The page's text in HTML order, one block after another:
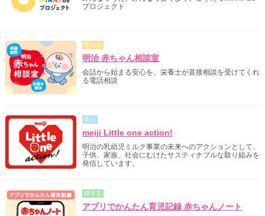
プロジェクト
尋ねる
明治 赤ちゃん相談室
会話から始まる安心を。栄養士が直接相談を受けてくれ
る電話相談
学ぶ
meiji Little one action!
明治の乳幼児ミルク事業の未来へのアクションとして、
子供、家族、社会にむけたサスティナブルな取り組みを
発信しています。
得する
アプリでかんたん育児記録 赤ちゃんノート